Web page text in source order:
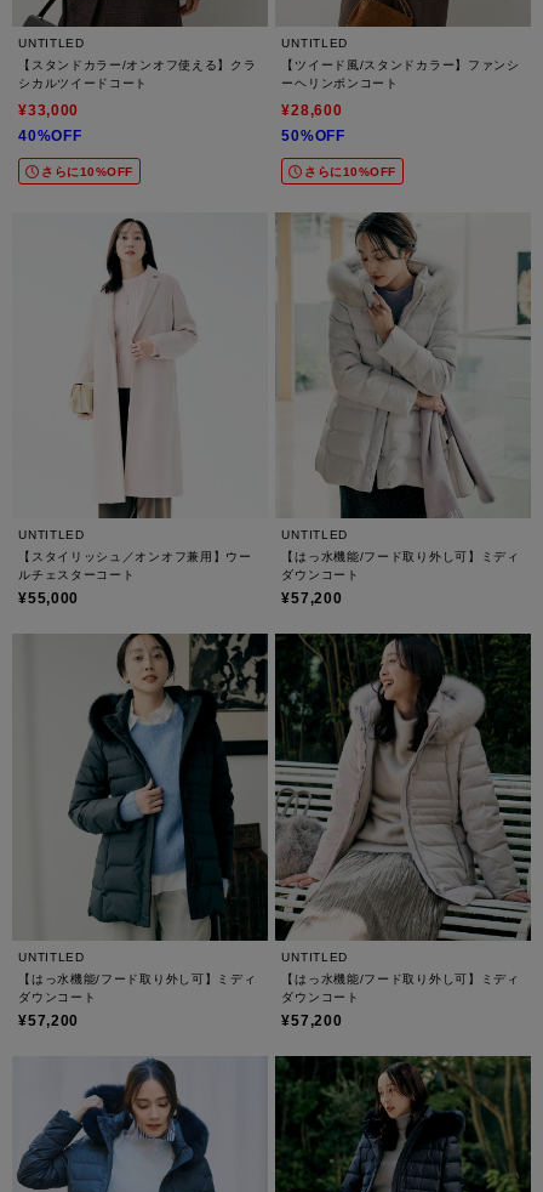
UNTITLED
【スタンドカラー/オンオフ使える】クラ
シカルツイードコート
¥33,000
40%OFF
さらに10%OFF
UNTITLED
【ツイード風/スタンドカラー】ファンシ
ーヘリンボンコート
¥28,600
50%OFF
さらに10%OFF
UNTITLED
【スタイリッシュ／オンオフ兼用】ウー
ルチェスターコート
¥55,000
UNTITLED
【はっ水機能/フード取り外し可】ミディ
ダウンコート
¥57,200
UNTITLED
【はっ水機能/フード取り外し可】ミディ
ダウンコート
¥57,200
UNTITLED
【はっ水機能/フード取り外し可】ミディ
ダウンコート
¥57,200